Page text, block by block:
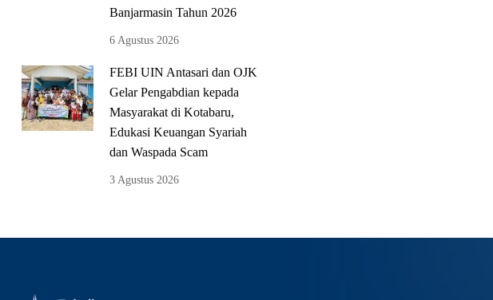
Banjarmasin Tahun 2026
6 Agustus 2026
FEBI UIN Antasari dan OJK
Gelar Pengabdian kepada
Masyarakat di Kotabaru,
Edukasi Keuangan Syariah
dan Waspada Scam
3 Agustus 2026